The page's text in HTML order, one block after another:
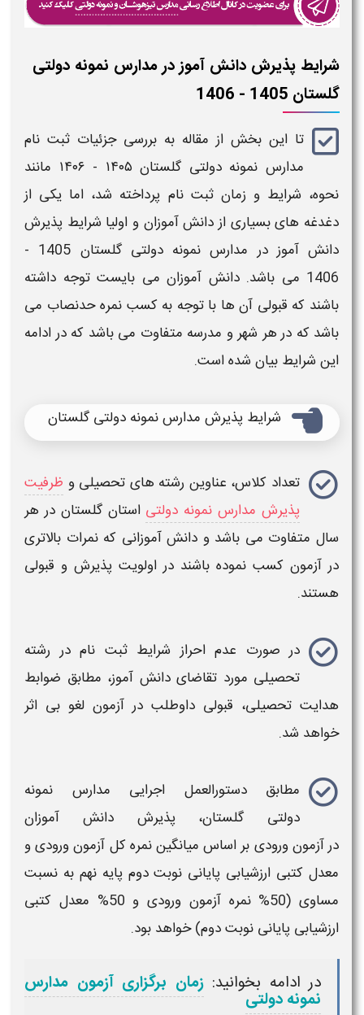
شرایط پذیرش دانش آموز در مدارس نمونه دولتی​
گلستان 1405 - 1406
تا این بخش از مقاله به بررسی جزئیات ثبت نام
مدارس نمونه دولتی گلستان ​​۱۴۰۵ - ۱۴۰۶
مانند
نحوه، شرایط و زمانثبت نام پرداخته شد، اما یکی از
دغدغه های بسیاری از دانش آموزان و اولیا شرایط پذیرش
دانش آموز در
مدارس نمونه دولتی​ گلستان 1405 -
1406 می باشد. دانش آموزان می بایست توجه داشته
باشند که قبولی آن ها با توجه به کسب نمره حدنصاب می
باشد که در هر شهر و مدرسه متفاوت می باشد که در ادامه
این شرایط بیان شده است.
شرایط پذیرش مدارس نمونه دولتی گلستان
تعداد کلاس، عناوین رشته های تحصیلی و ظرفیت
پذیرش مدارس نمونه دولتی استانگلستاندر هر
سال متفاوت می باشد و دانش آموزانی که نمرات بالاتری
در آزمون کسب نموده باشند در اولویت پذیرش و قبولی
هستند.
در صورت عدم احراز شرایطثبت نام در رشته
تحصیلی مورد تقاضای دانش آموز، مطابق ضوابط
هدایت تحصیلی، قبولی داوطلب درآزمون لغو بی اثر
خواهد شد.
مطابق دستورالعمل اجرایی مدارس نمونه
دولتی گلستان، پذیرش دانش آموزان
درآزمونورودی بر اساس میانگین نمره کل آزمونورودی و
معدل کتبی ارزشیابی پایانی نوبت دوم پایه نهم به نسبت
مساوی (50% نمره
آزمون
ورودی و 50% معدل کتبی
ارزشیابی پایانی نوبت دوم) خواهد بود.
در ادامه بخوانید: زمان برگزاری آزمون مدارس
نمونه دولتی